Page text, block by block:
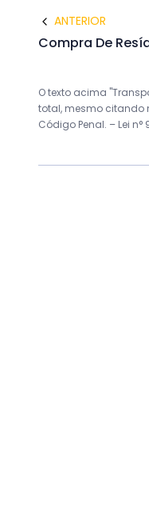
ANTERIOR
Compra De
O texto acima
total, mesmo citando
Código Penal. – Lei